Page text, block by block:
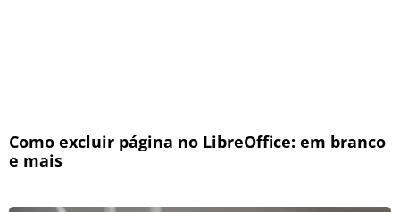
Como excluir página no LibreOffice: em branco
e mais